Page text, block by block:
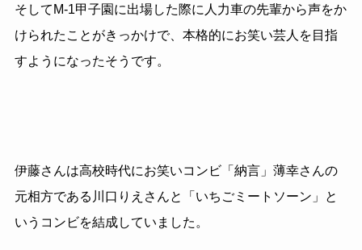
そしてM-1甲子園に出場した際に人力車の先輩から声をか
けられたことがきっかけで、本格的にお笑い芸人を目指
すようになったそうです。
伊藤さんは高校時代にお笑いコンビ「納言」薄幸さんの
元相方である川口りえさんと「いちごミートソーン」と
いうコンビを結成していました。